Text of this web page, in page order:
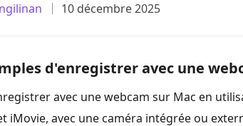
10 décembre 2025
d'enregistrer avec une
avec une webcam sur Mac en
iMovie, avec une caméra intégrée ou